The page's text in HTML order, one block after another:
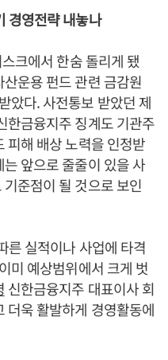
경영전략 내놓나
크에서 한숨 돌리게 됐
운용 펀드 관련 금감원
았다. 사전통보 받았던 제
한금융지주 징계도 기관주
피해 배상 노력을 인정받
앞으로 줄줄이 있을 사
준점이 될 것으로 보인
른 실적이나 사업에 타격
미 예상범위에서 크게 벗
신한금융지주 대표이사 회
더욱 활발하게 경영활동에